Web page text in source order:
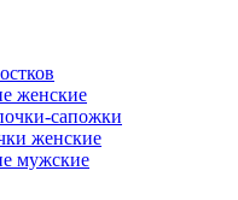
женские
сапожки
женские
мужские